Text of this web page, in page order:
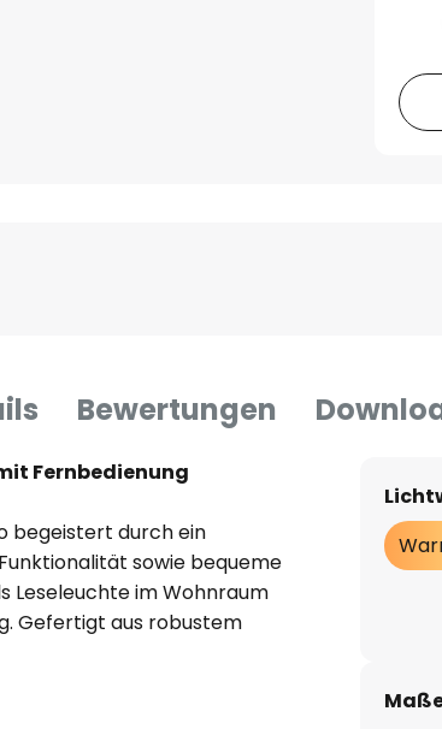
Bewertungen
Fernbedienung
begeistert durch ein
sowie bequeme
Leseleuchte im Wohnraum
Gefertigt aus robustem
gehalten, fügt sie sich
90 Ra sorgt die Leuchte